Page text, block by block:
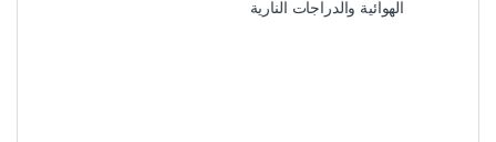
الهوائية والدراجات النارية